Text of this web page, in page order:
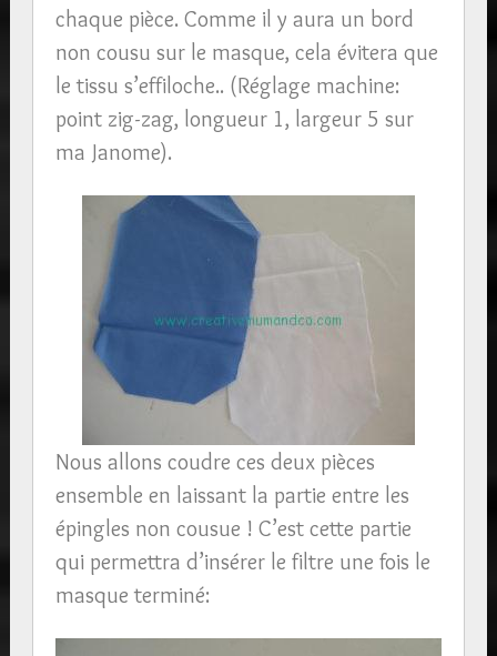
chaque pièce. Comme il y aura un bord
non cousu sur le masque, cela évitera que
le tissu s’effiloche.. (Réglage machine:
point zig-zag, longueur 1, largeur 5 sur
ma Janome).
Nous allons coudre ces deux pièces
ensemble en laissant la partie entre les
épingles non cousue ! C’est cette partie
qui permettra d’insérer le filtre une fois le
masque terminé: